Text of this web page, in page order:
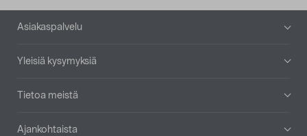
Alatunniste
Asiakaspalvelu
Yleisiä kysymyksiä
Tietoa meistä
Ajankohtaista